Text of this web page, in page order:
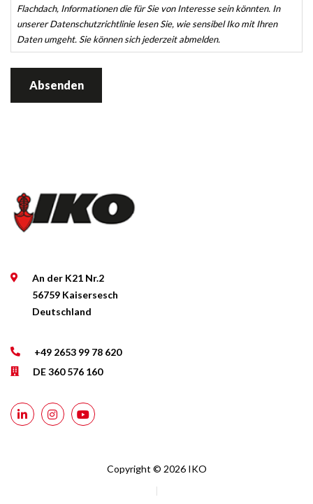
sich
für
den
Newsletter
anzumelden,
IKO
mal
im
Neuigkeiten
rund
die
für
Flachdach, Informationen die für Sie von Interesse sein könnten. In
unserer Datenschutzrichtlinie lesen Sie, wie sensibel Iko mit Ihren
Daten umgeht. Sie können sich jederzeit abmelden.
An der K21 Nr.2
56759 Kaisersesch
Deutschland
+49 2653 99 78 620
DE 360 576 160
Copyright © 2026 IKO
|